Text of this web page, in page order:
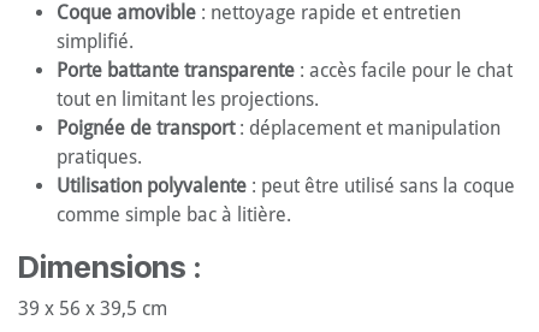
Coque amovible : nettoyage rapide et entretien
simplifié.
Porte battante transparente : accès facile pour le chat
tout en limitant les projections.
Poignée de transport: déplacement et manipulation
pratiques.
Utilisation polyvalente : peut être utilisé sans la coque
comme simple bac à litière.
Dimensions :
39 x 56 x 39,5 cm